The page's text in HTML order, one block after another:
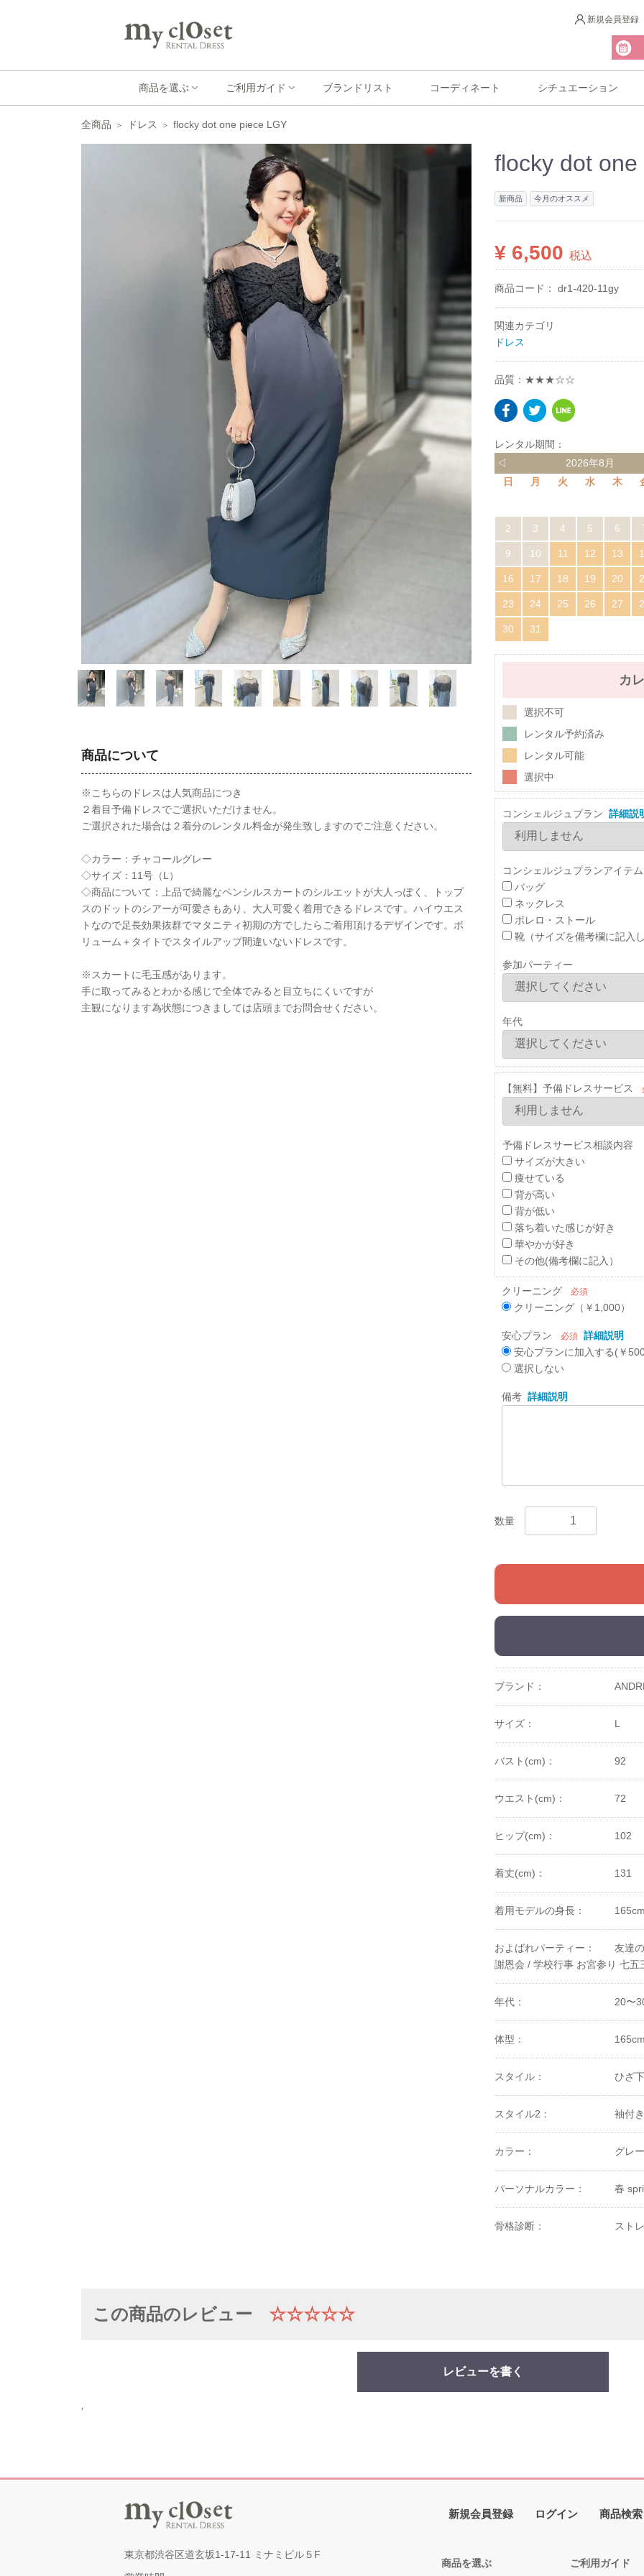
新規会員登録
商品を選ぶ ご利用ガイド ブランドリスト コーディネート シチュエーション
全商品 ドレス flocky dot one piece LGY
商品について
※こちらのドレスは人気商品につき
２着目予備ドレスでご選択いただけません。
ご選択された場合は２着分のレンタル料金が発生致しますのでご注意ください。
◇カラー：チャコールグレー
◇サイズ：11号（L）
◇商品について：上品で綺麗なペンシルスカートのシルエットが大人っぽく、トップ
スのドットのシアーが可愛さもあり、大人可愛く着用できるドレスです。ハイウエス
トなので足長効果抜群でマタニティ初期の方でしたらご着用頂けるデザインです。ボ
リューム＋タイトでスタイルアップ間違いないドレスです。
※スカートに毛玉感があります。
手に取ってみるとわかる感じで全体でみると目立ちにくいですが
主観になります為状態につきましては店頭までお問合せください。
flocky dot
新商品 今月のオススメ
¥ 6,500 税込
商品コード： dr1-420-11gy
関連カテゴリ
ドレス
品質：★★★☆☆
レンタル期間：
◁
2026年8月
日
月 火 水 木
2 3 4 5 6
9 10 11 12 13
16 17 18 19 20
23 24 25 26 27
30 31
カ
選択不可
レンタル予約済み
レンタル可能
選択中
コンシェルジュプラン 詳細説
コンシェルジュプランアイテム
バッグ
ネックレス
ボレロ・ストール
靴（サイズを備考欄に記入
参加パーティー
年代
【無料】予備ドレスサービス
予備ドレスサービス相談内容
サイズが大きい
痩せている
背が高い
背が低い
落ち着いた感じが好き
華やかが好き
その他(備考欄に記入）
クリーニング 必須
クリーニング（￥1,000）
安心プラン 必須 詳細説明
安心プランに加入する(￥
選択しない
備考 詳細説明
数量
ブランド：
サイズ： L
バスト(cm)： 92
ウエスト(cm)： 72
ヒップ(cm)： 102
着丈(cm)： 131
着用モデルの身長：
およばれパーティー： 友達
謝恩会 / 学校行事 お宮参り 七五
年代： 20〜
体型：
スタイル： ひざ
スタイル2： 袖付き
カラー： グレ
パーソナルカラー： 春
骨格診断： スト
この商品のレビュー ☆☆☆☆☆
レビューを書く
'
東京都渋谷区道玄坂1-17-11 ミナミビル５F
新規会員登録 ログイン 商品検索
商品を選ぶ ご利用ガイド